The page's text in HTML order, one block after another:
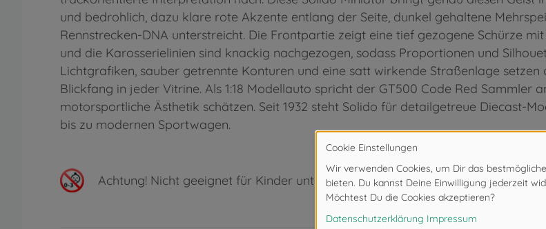
und bedrohlich, dazu klare rote Akzente entlang der Seite, dunkel gehaltene
Rennstrecken-DNA unterstreicht. Die Frontpartie zeigt eine tief gezogene Schürze
und die Karosserielinien sind knackig nachgezogen, sodass Proportionen und
Lichtgrafiken, sauber getrennte Konturen und eine satt wirkende Straßenlage
Blickfang in jeder Vitrine. Als 1:18 Modellauto spricht der GT500 Code Red Sammler
motorsportliche Ästhetik schätzen. Seit 1932 steht Solido für detailgetreue Diecast-
bis zu modernen Sportwagen.
Achtung! Nicht geeignet für Kinder unter 3 Jahren. Erstickungsgefahr durch